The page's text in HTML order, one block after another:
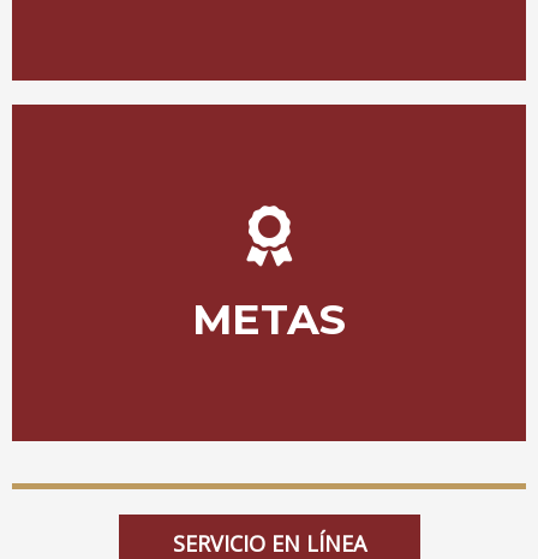
METAS
Establecer rutas hacia destinos internacionales como
son a los países vecinos de Colombia, Perú y el resto
de América con rutas directas desde Tulcán, Quito y
Guayaquil, contando para ello en lo futuro con
unidades Coche Cama con la última tecnología.
SERVICIO EN LÍNEA